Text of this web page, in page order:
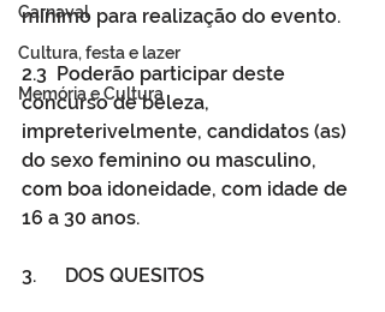
Carnaval
Cultura, festa e lazer
Memória e Cultura
mínimo para realização do evento.
2.3  Poderão participar deste
concurso de beleza,
impreterivelmente, candidatos (as)
do sexo feminino ou masculino,
com boa idoneidade, com idade de
16 a 30 anos.
3.      DOS QUESITOS